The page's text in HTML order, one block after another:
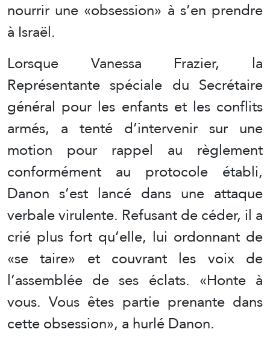
nourrir une «obsession» à s’en prendre
à Israël.
Lorsque Vanessa Frazier, la
Représentante spéciale du Secrétaire
général pour les enfants et les conflits
armés, a tenté d’intervenir sur une
motion pour rappel au règlement
conformément au protocole établi,
Danon s’est lancé dans une attaque
verbale virulente. Refusant de céder, il a
crié plus fort qu’elle, lui ordonnant de
«se taire» et couvrant les voix de
l’assemblée de ses éclats. «Honte à
vous. Vous êtes partie prenante dans
cette obsession», a hurlé Danon.